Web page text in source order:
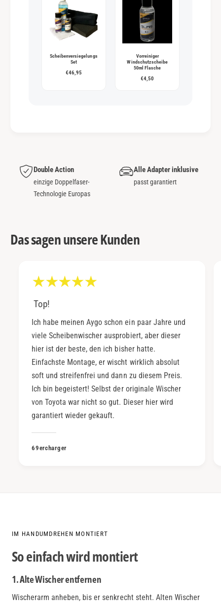
Scheibenversiegelungs
Set
€46,95
Vorreiniger
Windschutzscheibe
50ml Flasche
€4,50
Double Action
einzige Doppelfaser-
Technologie Europas
Alle Adapter inklusive
passt garantiert
Das sagen unsere Kunden
Top!
Ich habe meinen Aygo schon ein paar Jahre und
viele Scheibenwischer ausprobiert, aber dieser
hier ist der beste, den ich bisher hatte.
Einfachste Montage, er wischt wirklich absolut
soft und streifenfrei und dann zu diesem Preis.
Ich bin begeistert! Selbst der originale Wischer
von Toyota war nicht so gut. Dieser hier wird
garantiert wieder gekauft.
69ercharger
IM HANDUMDREHEN MONTIERT
So einfach wird montiert
1. Alte Wischer entfernen
Wischerarm anheben, bis er senkrecht steht. Alten Wischer